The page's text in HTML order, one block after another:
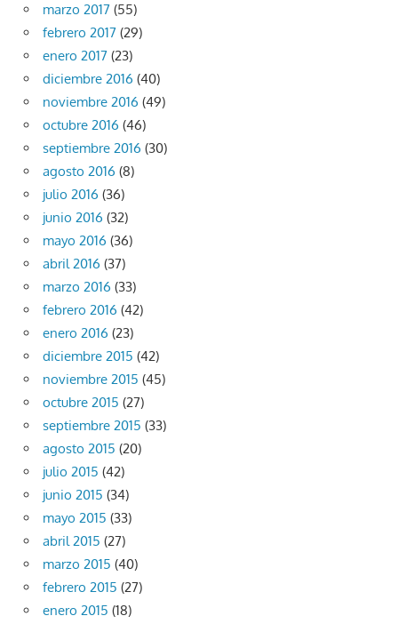
marzo 2017 (55)
febrero 2017 (29)
enero 2017 (23)
diciembre 2016 (40)
noviembre 2016 (49)
octubre 2016 (46)
septiembre 2016 (30)
agosto 2016 (8)
julio 2016 (36)
junio 2016 (32)
mayo 2016 (36)
abril 2016 (37)
marzo 2016 (33)
febrero 2016 (42)
enero 2016 (23)
diciembre 2015 (42)
noviembre 2015 (45)
octubre 2015 (27)
septiembre 2015 (33)
agosto 2015 (20)
julio 2015 (42)
junio 2015 (34)
mayo 2015 (33)
abril 2015 (27)
marzo 2015 (40)
febrero 2015 (27)
enero 2015 (18)